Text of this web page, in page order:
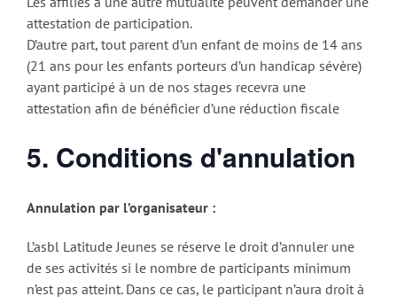
attestation de participation.
D’autre part, tout parent d’un enfant de moins de 14 ans
(21 ans pour les enfants porteurs d’un handicap sévère)
ayant participé à un de nos stages recevra une
attestation afin de bénéficier d’une réduction fiscale
5. Conditions d'annulation
Annulation par l’organisateur :
L’asbl Latitude Jeunes se réserve le droit d’annuler une
de ses activités si le nombre de participants minimum
n’est pas atteint. Dans ce cas, le participant n’aura droit à